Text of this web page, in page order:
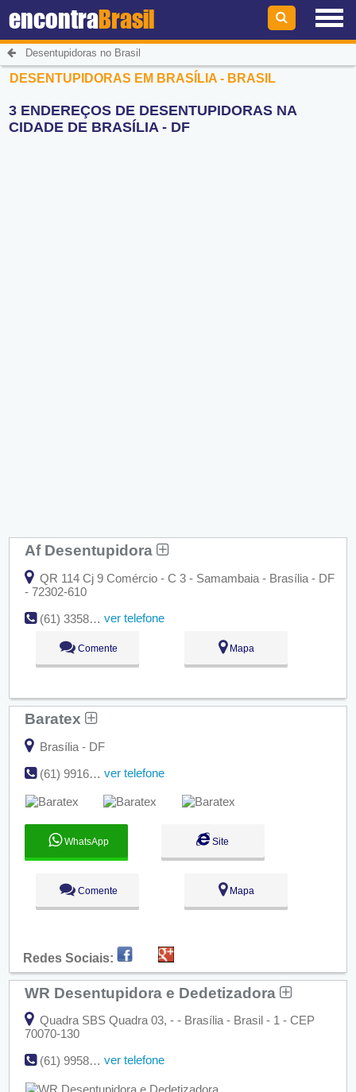
encontraBrasil
Desentupidoras no Brasil
DESENTUPIDORAS EM BRASÍLIA - BRASIL
3 ENDEREÇOS DE DESENTUPIDORAS NA
CIDADE DE BRASÍLIA - DF
Af Desentupidora
QR 114 Cj 9 Comércio - C 3 - Samambaia - Brasília - DF
- 72302-610
(61) 3358-7898
ver telefone
Comente Mapa
Baratex
Brasília - DF
(61) 9916-16032
ver telefone
WhatsApp Site
Comente Mapa
Redes Sociais:
WR Desentupidora e Dedetizadora
Quadra SBS Quadra 03, - - Brasília - Brasil - 1 - CEP
70070-130
(61) 99585-1283
ver telefone